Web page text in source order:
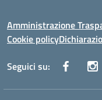
Amministrazione
Cookie policy
Seguici su: